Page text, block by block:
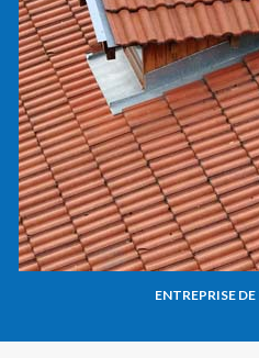
ENTREPRISE